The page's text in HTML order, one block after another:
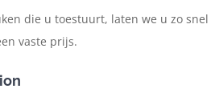
die u toestuurt, laten we u zo
vaste prijs.